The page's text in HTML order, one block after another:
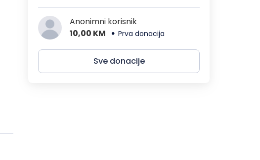
Anonimni korisnik
10,00 KM
Prva donacija
Sve donacije